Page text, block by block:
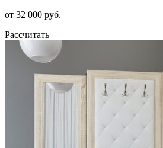
от 32 000 руб.
Рассчитать